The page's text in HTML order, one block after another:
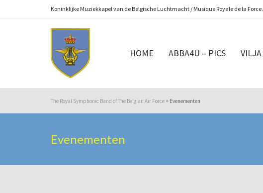
Koninklijke Muziekkapel van de Belgische Luchtmacht / Musique Royale de la Force
HOME ABBA4U – PICS VILJA
The Royal Symphonic Band of The Belgian Air Force > Evenementen
Evenementen